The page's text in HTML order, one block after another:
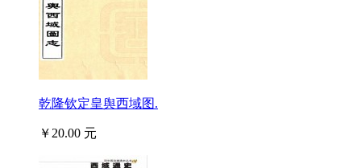
乾隆钦定皇舆西域图.
￥20.00 元